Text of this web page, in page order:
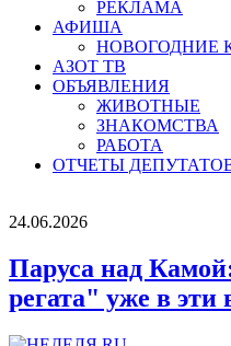
РЕКЛАМА
АФИША
НОВОГОДНИЕ
АЗОТ ТВ
ОБЪЯВЛЕНИЯ
ЖИВОТНЫЕ
ЗНАКОМСТВА
РАБОТА
ОТЧЕТЫ
24.06.2026
Паруса над
регата" уже в эти